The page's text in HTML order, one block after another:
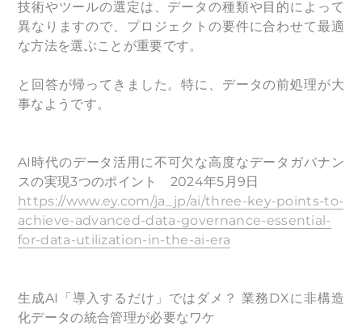
技術やツールの選定は、データの種類や目的によって
異なりますので、プロジェクトの要件に合わせて最適
な方法を選ぶことが重要です。
と回答が帰ってきました。特に、データの前処理が大
事なようです。
AI時代のデータ活用に不可欠な高度なデータガバナン
スの実現3つのポイント 2024年5月9日
https://www.ey.com/ja_jp/ai/three-key-points-to-
achieve-advanced-data-governance-essential-
for-data-utilization-in-the-ai-era
生成AI「導入するだけ」ではダメ？ 業務DXに非構造
化データの統合管理が必要なワケ